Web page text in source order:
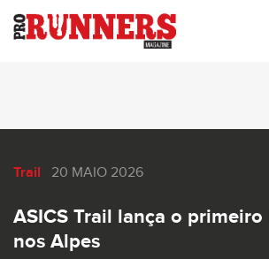
Trail 20 MAIO 2026
ASICS Trail lança o primeiro
nos Alpes